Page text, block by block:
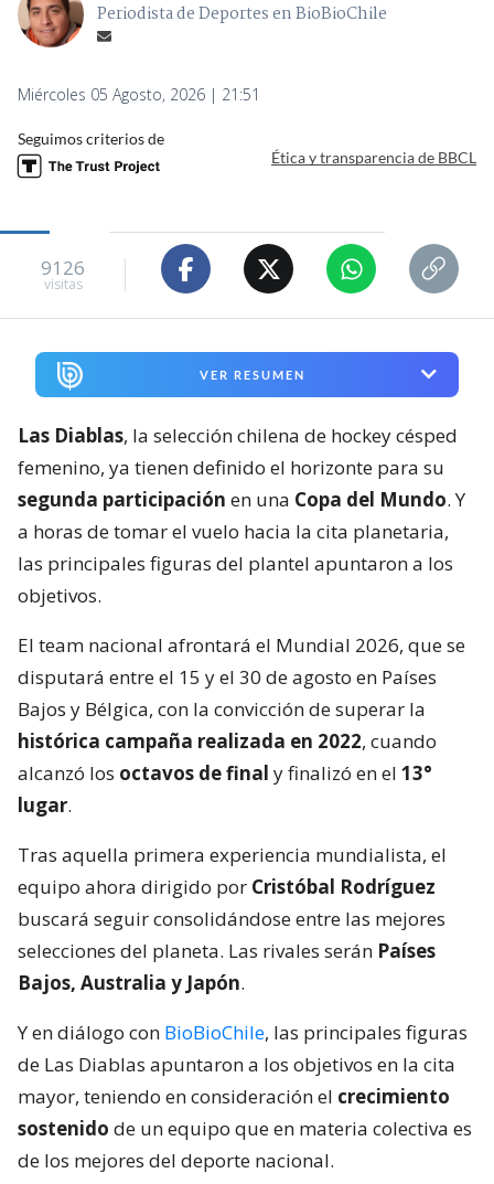
Periodista de Deportes en BioBioChile
Miércoles 05 Agosto, 2026 | 21:51
Seguimos criterios de
Ética y transparencia de BBCL
9126
visitas
VER RESUMEN
Las Diablas, la selección chilena de hockey césped
femenino, ya tienen definido el horizonte para su
segunda participación en una Copa del Mundo. Y
a horas de tomar el vuelo hacia la cita planetaria,
las principales figuras del plantel apuntaron a los
objetivos.
El team nacional afrontará el Mundial 2026, que se
disputará entre el 15 y el 30 de agosto en Países
Bajos y Bélgica, con la convicción de superar la
histórica campaña realizada en 2022, cuando
alcanzó los octavos de final y finalizó en el 13°
lugar.
Tras aquella primera experiencia mundialista, el
equipo ahora dirigido por Cristóbal Rodríguez
buscará seguir consolidándose entre las mejores
selecciones del planeta. Las rivales serán Países
Bajos, Australia y Japón.
Y en diálogo con BioBioChile, las principales figuras
de Las Diablas apuntaron a los objetivos en la cita
mayor, teniendo en consideración el crecimiento
sostenido de un equipo que en materia colectiva es
de los mejores del deporte nacional.